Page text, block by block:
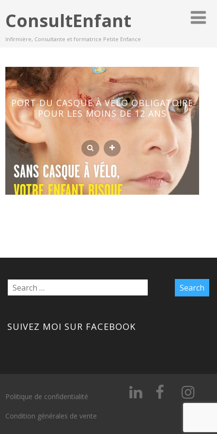
ConsultEnfant
Infirmière, Consultante et formatrice Petite Enfance
PORT DU CASQUE À VÉLO OBLIGATOIRE
POUR LES MOINS DE 12 ANS
SUIVEZ MOI SUR FACEBOOK
Politique de confidentialité
Condition générales de vente